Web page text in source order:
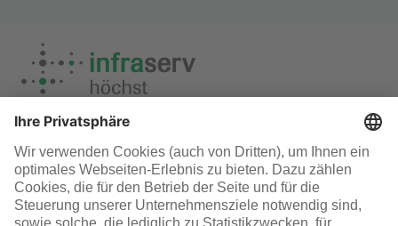
Termine & Veranstaltungen